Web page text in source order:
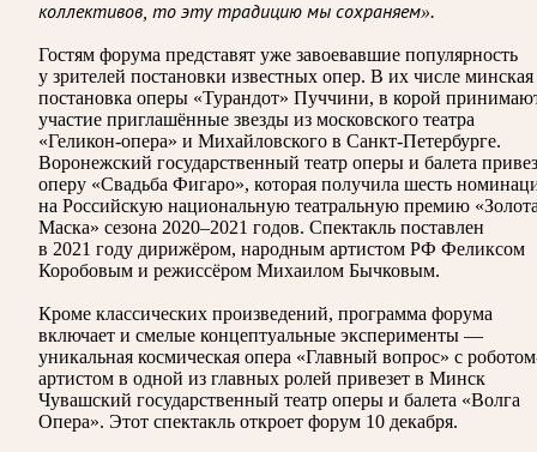
коллективов, то эту традицию мы сохраняем».
Гостям форума представят уже завоевавшие популярность
у зрителей постановки известных опер. В их числе минская
постановка оперы «Турандот» Пуччини, в корой
участие приглашённые звезды из московского театра
«Геликон-опера» и Михайловского в Санкт-Петербурге.
Воронежский государственный театр оперы и балета
оперу «Свадьба Фигаро», которая получила шесть
на Российскую национальную театральную премию
Маска» сезона 2020–2021 годов. Спектакль поставлен
в 2021 году дирижёром, народным артистом РФ Феликсом
Коробовым и режиссёром Михаилом Бычковым.
Кроме классических произведений, программа форума
включает и смелые концептуальные эксперименты —
уникальная космическая опера «Главный вопрос» с
артистом в одной из главных ролей привезет в Минск
Чувашский государственный театр оперы и балета «Волга
Опера». Этот спектакль откроет форум 10 декабря.